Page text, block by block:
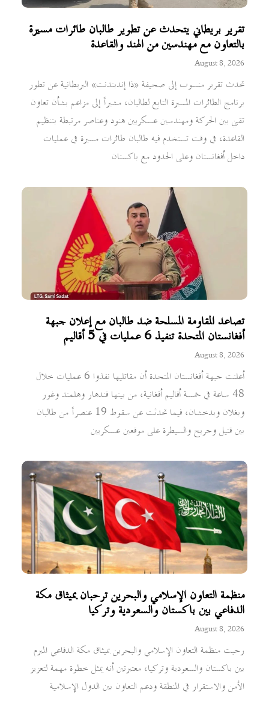
تقرير بريطاني يتحدث عن تطوير طالبان طائرات مسيرة
بالتعاون مع مهندسين من الهند والقاعدة
August 8, 2026
تحدث تقرير منسوب إلى صحيفة «ذا إندبندنت» البريطانية عن تطور
برنامج الطائرات المسيرة التابع لطالبان، مشيراً إلى مزاعم بشأن تعاون
تقني بين الحركة ومهندسين عسكريين هنود وعناصر مرتبطة بتنظيم
القاعدة، في وقت تستخدم فيه طالبان طائرات مسيرة في عمليات
داخل أفغانستان وعلى الحدود مع باكستان
تصاعد المقاومة المسلحة ضد طالبان مع إعلان جبهة
أفغانستان المتحدة تنفيذ 6 عمليات في 5 أقاليم
August 8, 2026
أعلنت جبهة أفغانستان المتحدة أن مقاتليها نفذوا 6 عمليات خلال
48 ساعة في خمسة أقاليم أفغانية، من بينها قندهار وهلمند وغور
وبغلان وبدخشان، فيما تحدثت عن سقوط 19 عنصراً من طالبان
بين قتيل وجريح والسيطرة على موقعين عسكريين
منظمة التعاون الإسلامي والبحرين ترحبان بميثاق مكة
الدفاعي بين باكستان والسعودية وتركيا
August 8, 2026
رحبت منظمة التعاون الإسلامي والبحرين بميثاق مكة الدفاعي المبرم
بين باكستان والسعودية وتركيا، معتبرتين أنه يمثل خطوة مهمة لتعزيز
الأمن والاستقرار في المنطقة ودعم التعاون بين الدول الإسلامية